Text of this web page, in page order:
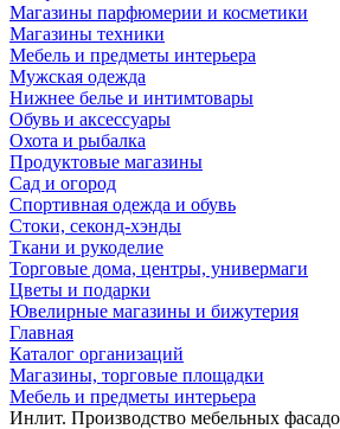
Магазины парфюмерии и косметики
Магазины техники
Мебель и предметы интерьера
Мужская одежда
Нижнее белье и интимтовары
Обувь и аксессуары
Охота и рыбалка
Продуктовые магазины
Сад и огород
Спортивная одежда и обувь
Стоки, секонд-хэнды
Ткани и рукоделие
Торговые дома, центры, универмаги
Цветы и подарки
Ювелирные магазины и бижутерия
Главная
Каталог организаций
Магазины, торговые площадки
Мебель и предметы интерьера
Инлит. Производство мебельных